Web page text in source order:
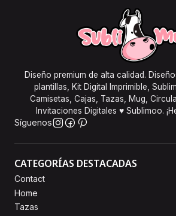
Diseño premium de alta calidad.
plantillas, Kit Digital Imprimible,
Camisetas, Cajas, Tazas, Mug,
Invitaciones Digitales ♥ Sublimoo.
Síguenos
CATEGORÍAS DESTACADAS
Contact
Home
Tazas